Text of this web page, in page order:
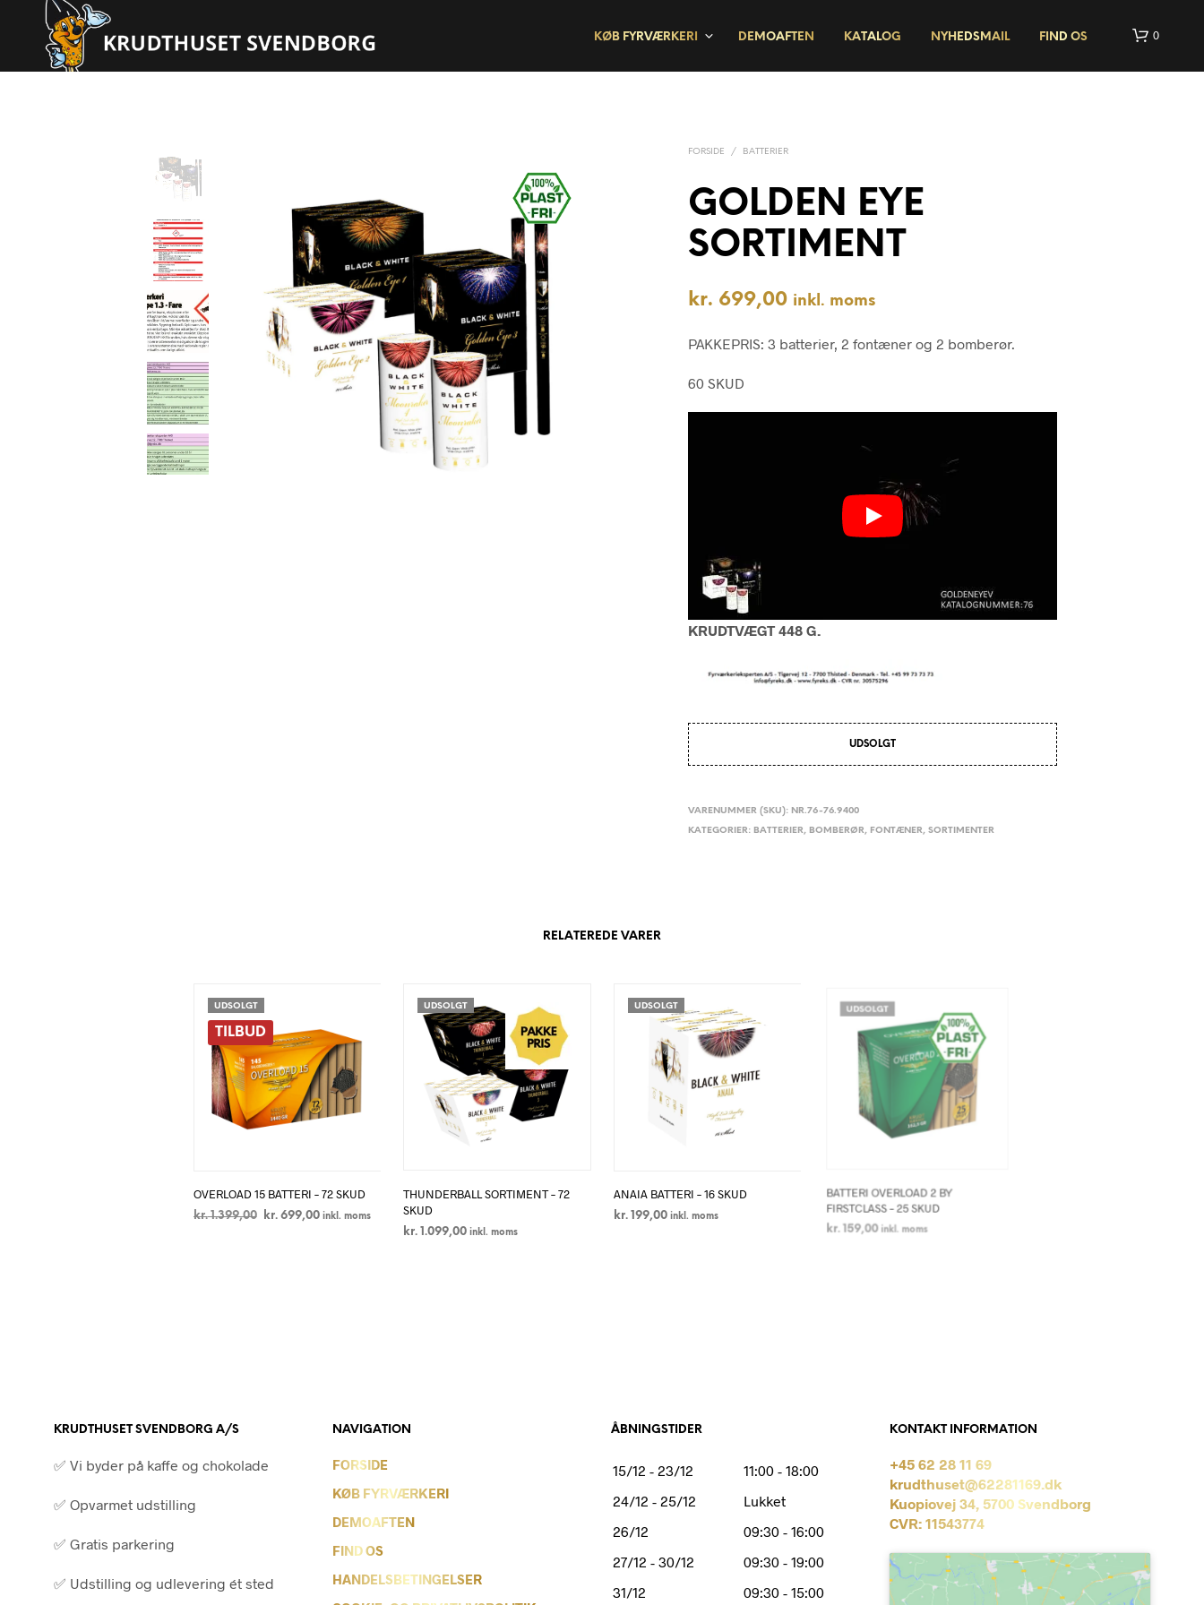
KØB FYRVÆRKERI DEMOAFTEN KATALOG NYHEDSMAIL FIND OS 0
FORSIDE / BATTERIER
GOLDEN EYE
SORTIMENT
kr. 699,00 inkl. moms
PAKKEPRIS: 3 batterier, 2 fontæner og 2 bomberør.
60 SKUD
KRUDTVÆGT 448 G.
UDSOLGT
VARENUMMER (SKU): NR.76-76.9400
KATEGORIER: BATTERIER, BOMBERØR, FONTÆNER,SORTIMENTER
RELATEREDE VARER
UDSOLGT
TILBUD
OVERLOAD 15 BATTERI – 72 SKUD
kr.1.399,00
Den
kr.699,00Den
inkl. moms
UDSOLGT
THUNDERBALL SORTIMENT – 72
SKUD
kr. 1.099,00 inkl. moms
UDSOLGT
ANAIA BATTERI – 16 SKUD
kr.199,00 inkl. moms
UDSOLGT
BATTERI OVERLOAD 2 BY
FIRSTCLASS – 25 SKUD
kr.159,00 inkl. moms
KRUDTHUSET SVENDBORG A/S
✅ Vi byder på kaffe og chokolade
✅ Opvarmet udstilling
✅ Gratis parkering
✅ Udstilling og udlevering ét sted
NAVIGATION
FORSIDE
KØB FYRVÆRKERI
DEMOAFTEN
FIND OS
HANDELSBETINGELSER
ÅBNINGSTIDER
15/12 - 23/12
11:00 - 18:00
24/12 - 25/12
Lukket
26/12
09:30 - 16:00
27/12 - 30/12
09:30 - 19:00
31/12
09:30 - 15:00
KONTAKT INFORMATION
+45 62 28 11 69
krudthuset@62281169.dk
Kuopiovej 34, 5700 Svendborg
CVR: 11543774